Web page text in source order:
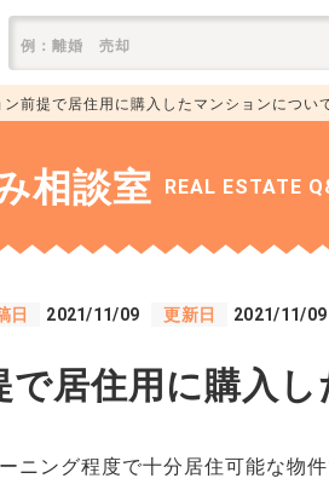
ン前提で居住用に購入したマンションについ
相談室 REAL ESTATE
日 2021/11/09 更新日 2021/11/09
で居住用に購入
ニング程度で十分居住可能な物件